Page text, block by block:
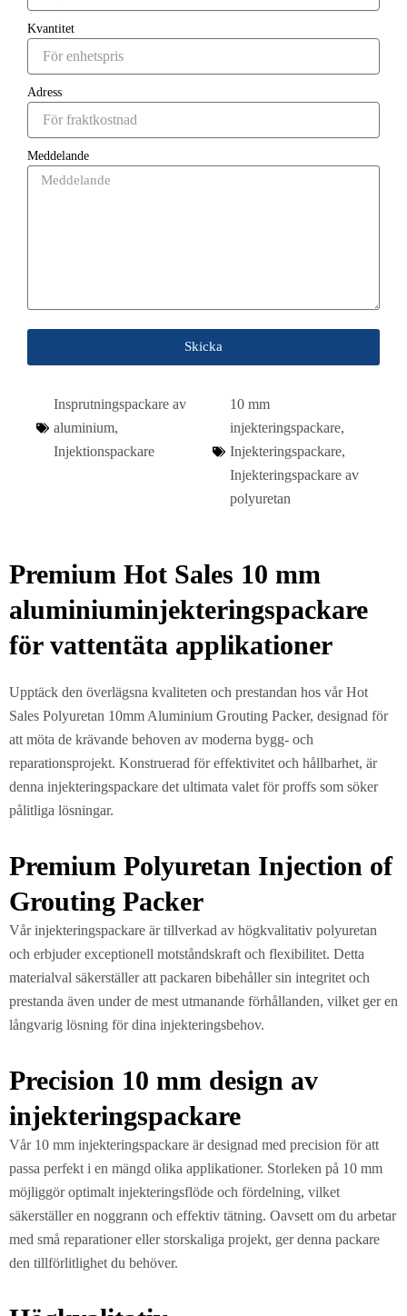
Kvantitet
Adress
Meddelande
Skicka
Insprutningspackare av
aluminium,
Injektionspackare
10 mm
injekteringspackare,
Injekteringspackare,
Injekteringspackare av
polyuretan
Premium Hot Sales 10 mm
aluminiuminjekteringspackare
för vattentäta applikationer
Upptäck den överlägsna kvaliteten och prestandan hos vår Hot
Sales Polyuretan 10mm Aluminium Grouting Packer, designad för
att möta de krävande behoven av moderna bygg- och
reparationsprojekt. Konstruerad för effektivitet och hållbarhet, är
denna injekteringspackare det ultimata valet för proffs som söker
pålitliga lösningar.
Premium Polyuretan Injection of
Grouting Packer
Vår injekteringspackare är tillverkad av högkvalitativ polyuretan
och erbjuder exceptionell motståndskraft och flexibilitet. Detta
materialval säkerställer att packaren bibehåller sin integritet och
prestanda även under de mest utmanande förhållanden, vilket ger en
långvarig lösning för dina injekteringsbehov.
Precision 10 mm design av
injekteringspackare
Vår 10 mm injekteringspackare är designad med precision för att
passa perfekt i en mängd olika applikationer. Storleken på 10 mm
möjliggör optimalt injekteringsflöde och fördelning, vilket
säkerställer en noggrann och effektiv tätning. Oavsett om du arbetar
med små reparationer eller storskaliga projekt, ger denna packare
den tillförlitlighet du behöver.